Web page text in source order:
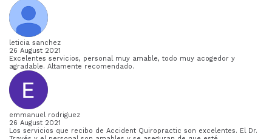
leticia sanchez
26 August 2021
Excelentes servicios, personal muy amable, todo muy acogedor y
agradable. Altamente recomendado.
emmanuel rodriguez
26 August 2021
Los servicios que recibo de Accident Quiropractic son excelentes. El Dr.